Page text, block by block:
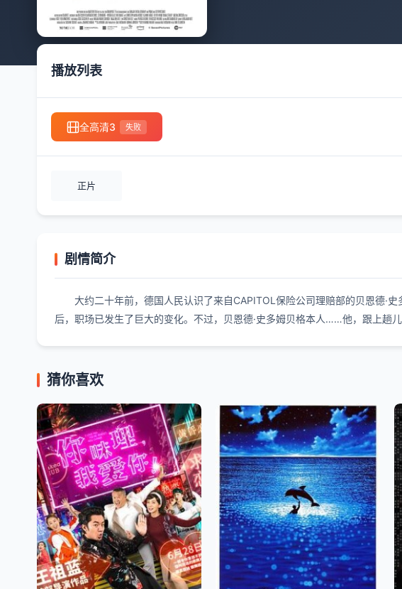
播放列表
全高清3 失败
正片
剧情简介
大约二十年前，德国人民认识了来自CAPITOL保险公司理赔部的贝恩德·
后，职场已发生了巨大的变化。不过，贝恩德·史多姆贝格本人……他，跟上趟儿
猜你喜欢